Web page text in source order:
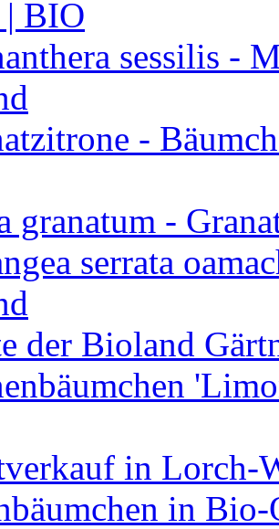
BIO
sessilis -
-
granatum -
serrata
der Bioland
in Lorch-
in Bio-